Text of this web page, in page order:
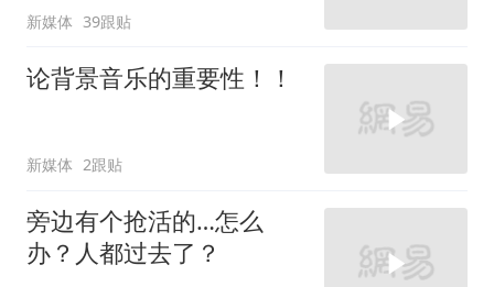
新媒体 39跟贴
论背景音乐的重要性！！
新媒体 2跟贴
旁边有个抢活的…怎么
办？人都过去了？